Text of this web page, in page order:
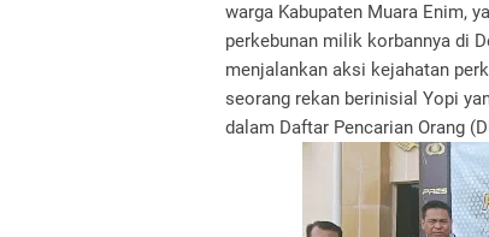
warga Kabupaten Muara Enim,
perkebunan milik korbannya di
menjalankan aksi kejahatan
seorang rekan berinisial Yopi
dalam Daftar Pencarian Orang